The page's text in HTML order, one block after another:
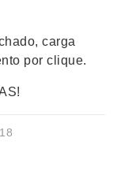
carga
por clique.